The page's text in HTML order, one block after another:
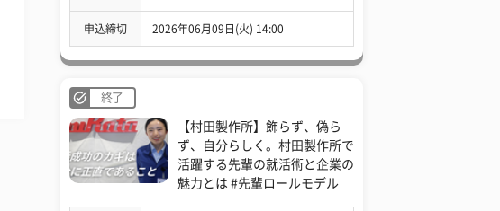
申込締切 2026年06月09日(火) 14:00
終了
【村田製作所】飾らず、偽ら
ず、自分らしく。村田製作所で
活躍する先輩の就活術と企業の
魅力とは #先輩ロールモデル